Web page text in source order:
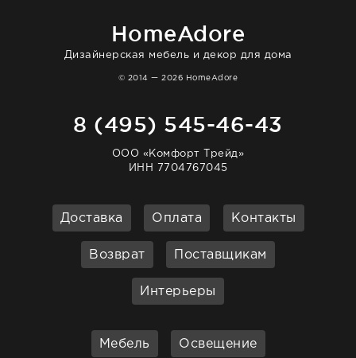
HomeAdore
Дизайнерская мебель и декор для дома
© 2014 — 2026 HomeAdore
8 (495) 545-46-43
ООО «Комфорт Трейд»
ИНН 7704767045
Доставка Оплата Контакты
Возврат Поставщикам
Интерьеры
Мебель Освещение